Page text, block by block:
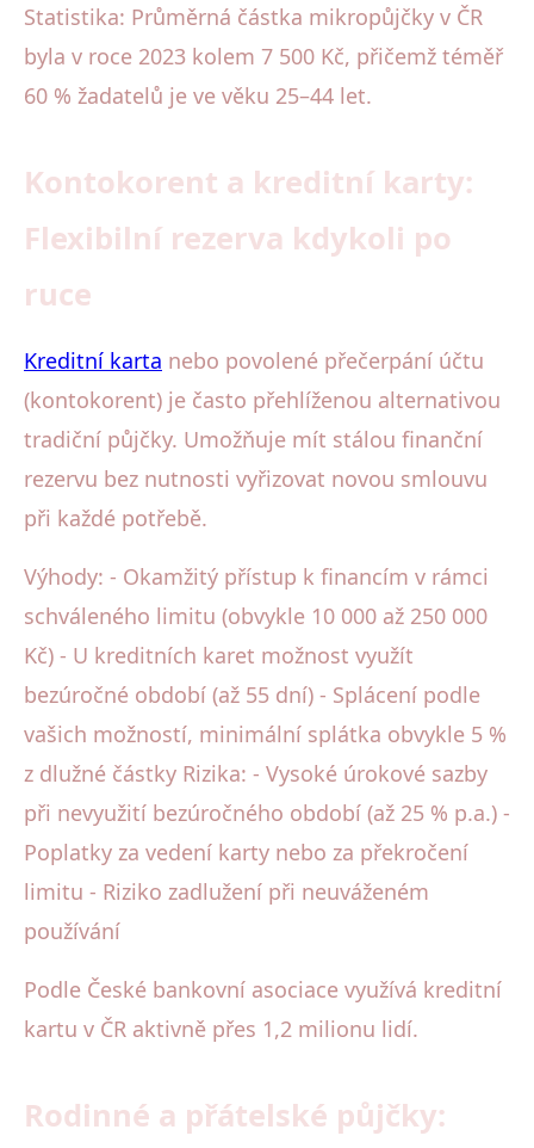
Statistika: Průměrná částka mikropůjčky v ČR
byla v roce 2023 kolem 7 500 Kč, přičemž téměř
60 % žadatelů je ve věku 25–44 let.
Kontokorent a kreditní karty:
Flexibilní rezerva kdykoli po
ruce
Kreditní karta nebo povolené přečerpání účtu
(kontokorent) je často přehlíženou alternativou
tradiční půjčky. Umožňuje mít stálou finanční
rezervu bez nutnosti vyřizovat novou smlouvu
při každé potřebě.
Výhody: - Okamžitý přístup k financím v rámci
schváleného limitu (obvykle 10 000 až 250 000
Kč) - U kreditních karet možnost využít
bezúročné období (až 55 dní) - Splácení podle
vašich možností, minimální splátka obvykle 5 %
z dlužné částky Rizika: - Vysoké úrokové sazby
při nevyužití bezúročného období (až 25 % p.a.) -
Poplatky za vedení karty nebo za překročení
limitu - Riziko zadlužení při neuváženém
používání
Podle České bankovní asociace využívá kreditní
kartu v ČR aktivně přes 1,2 milionu lidí.
Rodinné a přátelské půjčky: